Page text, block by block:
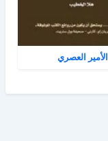
الأمير العصري